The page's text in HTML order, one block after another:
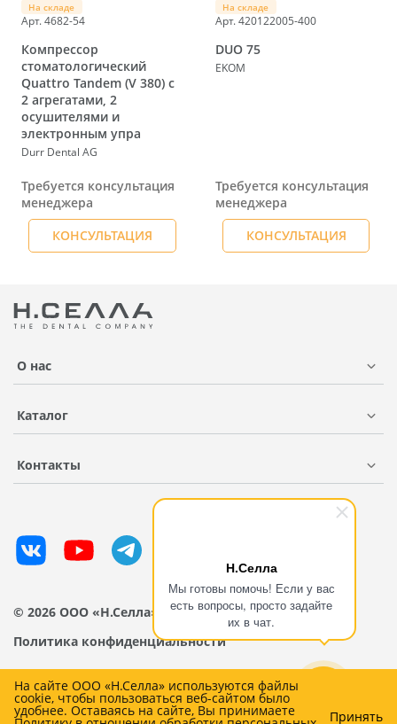
Н.Селла
Мы готовы помочь! Если у вас
есть вопросы, просто задайте
их в чат.
0
На складе
Арт. 4682-54
Компрессор
стоматологический
Quattro Tandem (V 380) с
2 агрегатами, 2
осушителями и
электронным упра
Durr Dental AG
Требуется консультация
менеджера
КОНСУЛЬТАЦИЯ
На складе
Арт. 420122005-400
DUO 75
EKOM
Требуется консультация
менеджера
КОНСУЛЬТАЦИЯ
О нас
Каталог
Контакты
© 2026 ООО «Н.Селла»
Политика конфиденциальности
На сайте ООО «Н.Селла» используются файлы
cookie, чтобы пользоваться веб-сайтом было
удобнее. Оставаясь на сайте, Вы принимаете Принять